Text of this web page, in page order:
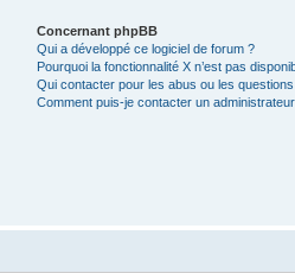
Concernant phpBB
Qui a développé ce logiciel de forum ?
Pourquoi la fonctionnalité X n’est pas
Qui contacter pour les abus ou les
Comment puis-je contacter un